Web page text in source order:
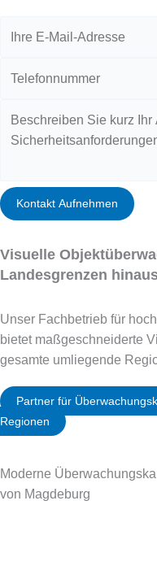
Kontakt Aufnehmen
Visuelle
Landesgrenzen
Unser Fachbetrieb für
bietet maßgeschneiderte
gesamte umliegende
Partner für
Regionen
Moderne
von Magdeburg